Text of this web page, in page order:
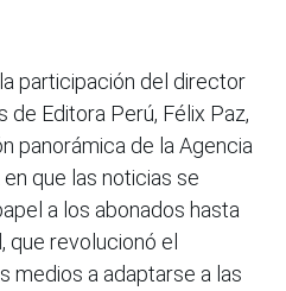
participación del director
Editora Perú, Félix Paz,
panorámica de la Agencia
que las noticias se
a los abonados hasta
que revolucionó el
medios a adaptarse a las